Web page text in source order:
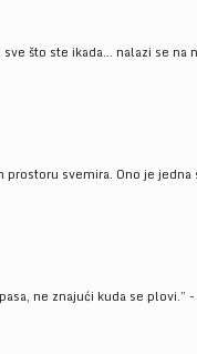
što ste ikada… nalazi se
svemira. Ono je jedna
ne znajući kuda se plovi.” -